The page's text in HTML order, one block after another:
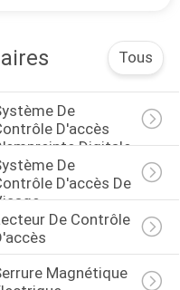
Tous
De
D'accès
Digitale
De
D'accès De
De Contrôle
Magnétique